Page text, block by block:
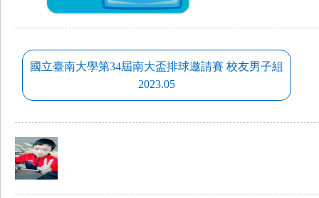
國立臺南大學第34屆南大盃排球邀請賽 校友男子組
2023.05